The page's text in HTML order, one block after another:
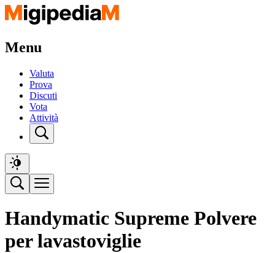
Menu
Valuta
Prova
Discuti
Vota
Attività
Handymatic Supreme Polvere
per lavastoviglie